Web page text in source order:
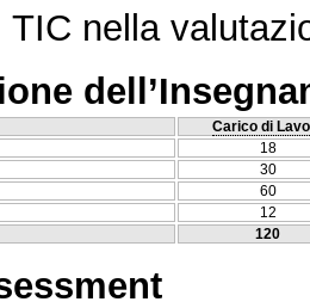
nella
Carico di
18
30
60
12
120